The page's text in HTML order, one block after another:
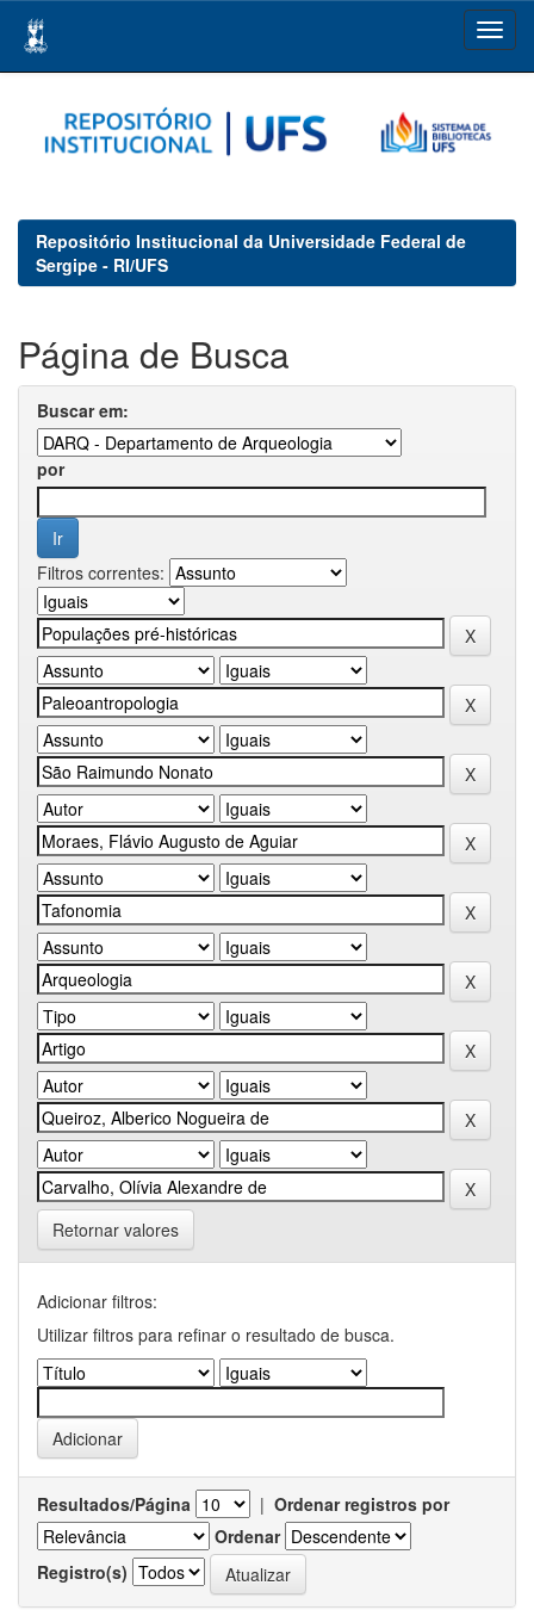
navigation
Repositório Institucional da Universidade Federal de
Sergipe - RI/UFS
Página de Busca
Buscar em:
por
Filtros correntes:
Retornar valores
Adicionar filtros:
Utilizar filtros para refinar o resultado de busca.
Resultados/Página | Ordenar registros por
Ordenar
Registro(s)